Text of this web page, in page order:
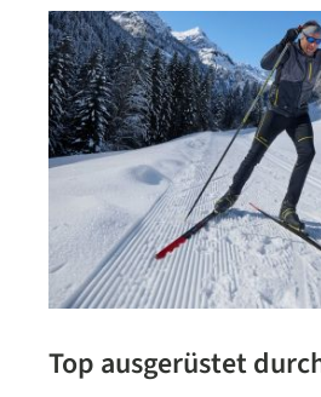
Top ausgerüstet